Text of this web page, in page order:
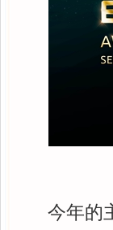
今年的